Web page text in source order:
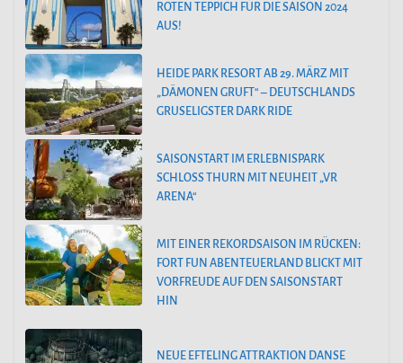
ROTEN TEPPICH FÜR DIE SAISON 2024
AUS!
HEIDE PARK RESORT AB 29. MÄRZ MIT
„DÄMONEN GRUFT“ – DEUTSCHLANDS
GRUSELIGSTER DARK RIDE
SAISONSTART IM ERLEBNISPARK
SCHLOSS THURN MIT NEUHEIT „VR
ARENA“
MIT EINER REKORDSAISON IM RÜCKEN:
FORT FUN ABENTEUERLAND BLICKT MIT
VORFREUDE AUF DEN SAISONSTART
HIN
NEUE EFTELING ATTRAKTION DANSE